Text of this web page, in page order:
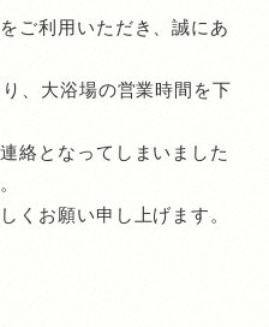
ご利用いただき、誠にあ
、大浴場の営業時間を下
絡となってしまいました
くお願い申し上げます。